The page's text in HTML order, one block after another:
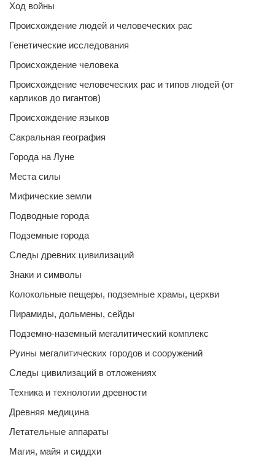
Ход войны
Происхождение людей и человеческих рас
Генетические исследования
Происхождение человека
Происхождение человеческих рас и типов людей (от
карликов до гигантов)
Происхождение языков
Сакральная география
Города на Луне
Места силы
Мифические земли
Подводные города
Подземные города
Следы древних цивилизаций
Знаки и символы
Колокольные пещеры, подземные храмы, церкви
Пирамиды, дольмены, сейды
Подземно-наземный мегалитический комплекс
Руины мегалитических городов и сооружений
Следы цивилизаций в отложениях
Техника и технологии древности
Древняя медицина
Летательные аппараты
Магия, майя и сиддхи